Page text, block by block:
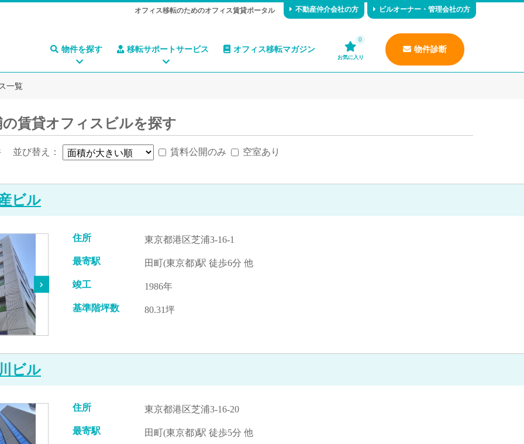
オフィス移転のためのオフィス賃貸ポータル 不動産仲介会社の方 ビルオーナー・管理会社の方
物件を探す 移転サポートサービス オフィス移転マガジン
0
お気に入り
物件診断
一覧
の賃貸オフィスビルを探す
並び替え： 賃料公開のみ 空室あり
ビル
住所 東京都港区芝浦3-16-1
最寄駅 田町(東京都)駅 徒歩6分 他
竣工 1986年
基準階坪数 80.31坪
ビル
住所 東京都港区芝浦3-16-20
最寄駅 田町(東京都)駅 徒歩5分 他